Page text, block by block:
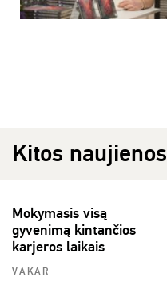
Kitos naujienos
Mokymasis visą
gyvenimą kintančios
karjeros laikais
VAKAR